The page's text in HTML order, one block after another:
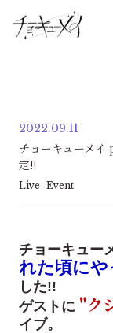
2022.09.11
チョーキューメイ
定!!
Live Event
チョーキュー
れた頃にや
した!!
ゲストに "ク
イブ。